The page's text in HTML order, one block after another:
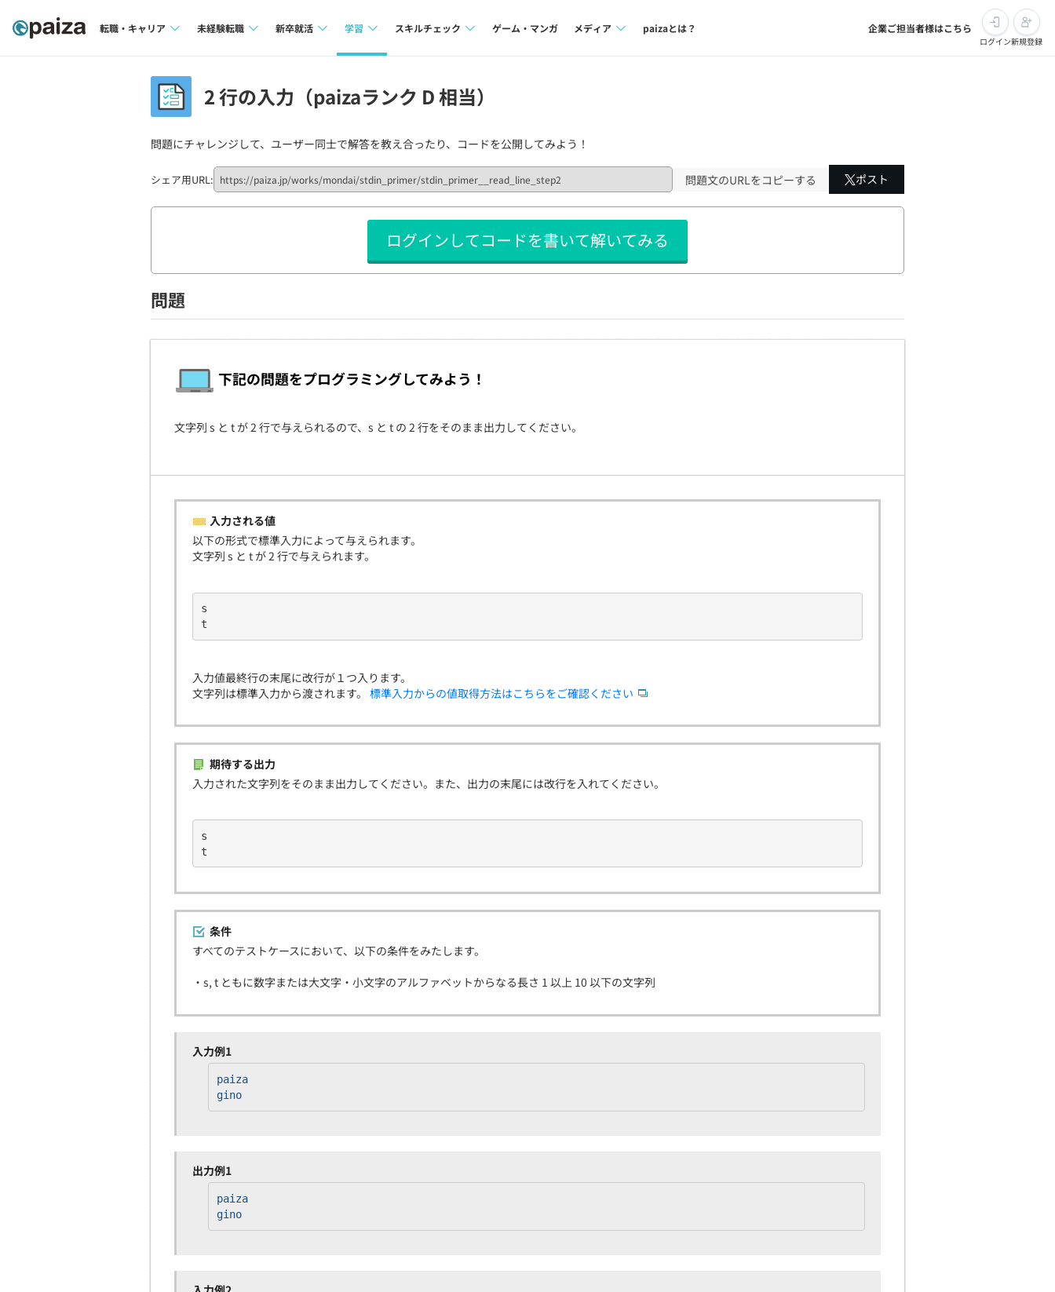
転職・キャリア
インタビュー
転職成功ガイド
転職エージェント
未経験転職
インタビュー
転職成功ガイド
新卒就活
本選考
新卒エージェント
イベント・セミナー
就活成功ガイド
学習
4択課題
ナレッジ
リファレンス
個人向けプラン
学校向けプラン
契約内容・クーポン
スキルチェック
評価結果一覧
再チャレンジ結果一覧
ゲーム・マンガ メディア paizaとは？ 企業ご担当者様はこちら
ログイン新規登録
2 行の入力（paizaランク D 相当）
問題にチャレンジして、ユーザー同士で解答を教え合ったり、コードを公開してみよう！
シェア用URL: 問題文のURLをコピーする ポスト
ログインしてコードを書いて解いてみる
問題
下記の問題をプログラミングしてみよう！
文字列 s と t が 2 行で与えられるので、s と t の 2 行をそのまま出力してください。
入力される値
以下の形式で標準入力によって与えられます。
文字列 s と t が 2 行で与えられます。
s
t
入力値最終行の末尾に改行が１つ入ります。
文字列は標準入力から渡されます。 標準入力からの値取得方法はこちらをご確認ください
期待する出力
入力された文字列をそのまま出力してください。また、出力の末尾には改行を入れてください。
s
t
条件
すべてのテストケースにおいて、以下の条件をみたします。
・s, t ともに数字または大文字・小文字のアルファベットからなる長さ 1 以上 10 以下の文字列
入力例1
paiza
gino
出力例1
paiza
gino